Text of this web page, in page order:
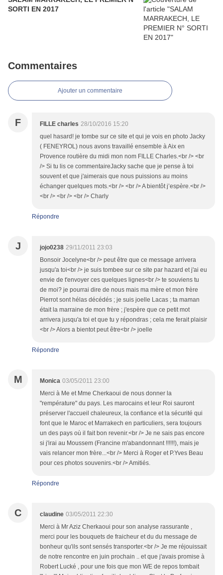
SORTI EN 2017
Commentaires
Ajouter un commentaire
F FILLE charles 28/10/2016 15:20
quel hasard! je tombe sur ce site et qui je vois en photo Jacky
( FENEYROL) nous avons travaillé ensemble à Aix en
Provence routière du midi mon nom FILLE Charles.<br /> <br
/> Si tu lis ce commentaireJacky sache que je pense à toi
souvent et que j'aimerais que nous puissions au moins
échanger quelques mots.<br /> <br /> A bientôt j’espère.<br />
<br /> <br /> <br /> Charly
Répondre
J jojo0238 29/11/2011 23:03
Bonsoir Jocelyne<br /> peut être que ce message arrivera
jusqu'a toi<br /> je suis tombee sur ce site par hazard et j'ai eu
envie de t'envoyer ces quelques lignes<br /> te souviens tu
de moi? je pourrai dire de nous mais ma mère et mon frère
Pierrot sont hélas décédés ; je suis joelle Lacas ; ta maman
était la marraine de mon frère ; j'espère que ce petit mot
arrivera jusqu'a toi et que tu y répondras ; cela me ferait plaisir
<br /> Alors a bientot peut être<br /> joelle
Répondre
M Monica 03/05/2011 23:00
Merci à Me et Mme Cherkaoui de nous donner la
"rempérature" du pays. Les marocains et leur Roi sauront
préserver l'accueil chaleureux, la confiance et la sécurité qui
font que le Maroc et Marrakech en particuliers, sera toujours
un des pays où il fait bon revenir.<br /> Je ne sais pas encore
si j'irai au Moussem (Francine m'abandonnant !!!!!!), mais je
vais relancer mon frère...<br /> Merci à Roger et P.Yves Beau
pour ces photos souvenirs.<br /> Amitiés.
Répondre
C claudine 03/05/2011 22:30
Merci à Mr Aziz Cherkaoui pour son analyse rassurante ,
merci pour les bouquets de fraicheur et du du message de
bonheur qu'ils sont sensés transporter.<br /> Je me réjouissait
de notre rencontre en juin prochain .. et que j'avais promise à
Robert Lucké , pour une fois que mon WE de repos tombait